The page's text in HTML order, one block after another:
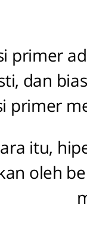
primer
dan
primer
itu,
oleh